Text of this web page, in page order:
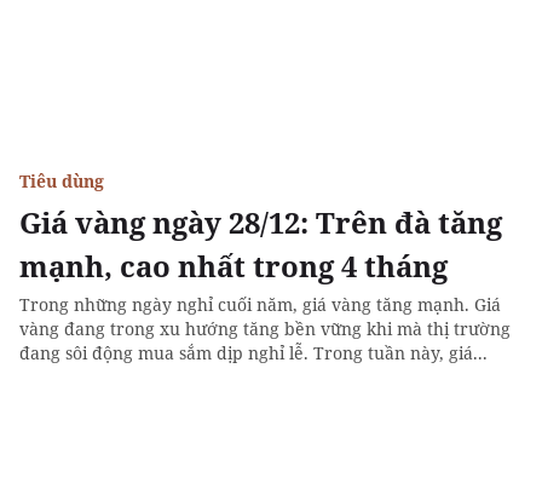
Giá vàng ngày 28/12: Trên đà tăng
mạnh, cao nhất trong 4 tháng
Tiêu dùng
Trong những ngày nghỉ cuối năm, giá vàng tăng mạnh. Giá
vàng đang trong xu hướng tăng bền vững khi mà thị trường
đang sôi động mua sắm dịp nghỉ lễ. Trong tuần này, giá...